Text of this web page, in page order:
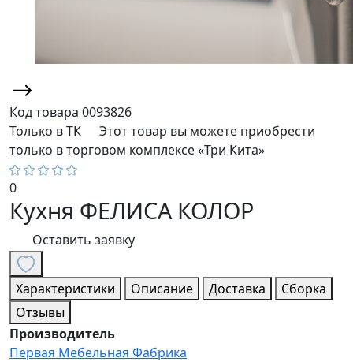
Код товара 0093826
Только в ТК
Этот товар вы можете приобрести
только в торговом комплексе «Три Кита»
0
Кухня ФЕЛИСА КОЛОР
Оставить заявку
Характеристики Описание Доставка
Сборка
Отзывы
Производитель
Первая Мебельная Фабрика